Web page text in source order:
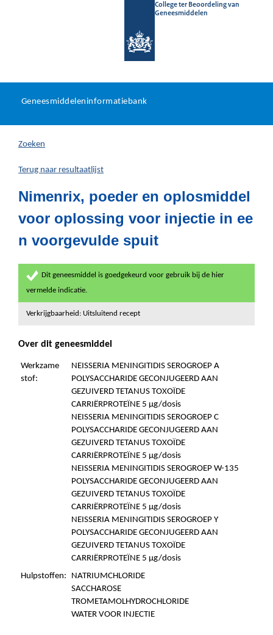
College ter Beoordeling van
Geneesmiddelen
U
hier:
Geneesmiddeleninformatiebank
Zoeken
Terug naar resultaatlijst
Nimenrix, poeder en oplosmiddel
voor oplossing voor injectie in ee
n voorgevulde spuit
Dit geneesmiddel is goedgekeurd voor gebruik bij de hier
vermelde indicatie.
Verkrijgbaarheid: Uitsluitend recept
Over dit geneesmiddel
Werkzame
stof:
NEISSERIA MENINGITIDIS SEROGROEP A
POLYSACCHARIDE GECONJUGEERD AAN
GEZUIVERD TETANUS TOXOÏDE
CARRIËRPROTEÏNE 5 µg/dosis
NEISSERIA MENINGITIDIS SEROGROEP C
POLYSACCHARIDE GECONJUGEERD AAN
GEZUIVERD TETANUS TOXOÏDE
CARRIËRPROTEÏNE 5 µg/dosis
NEISSERIA MENINGITIDIS SEROGROEP W-135
POLYSACCHARIDE GECONJUGEERD AAN
GEZUIVERD TETANUS TOXOÏDE
CARRIËRPROTEÏNE 5 µg/dosis
NEISSERIA MENINGITIDIS SEROGROEP Y
POLYSACCHARIDE GECONJUGEERD AAN
GEZUIVERD TETANUS TOXOÏDE
CARRIËRPROTEÏNE 5 µg/dosis
Hulpstoffen:
NATRIUMCHLORIDE
SACCHAROSE
TROMETAMOLHYDROCHLORIDE
WATER VOOR INJECTIE